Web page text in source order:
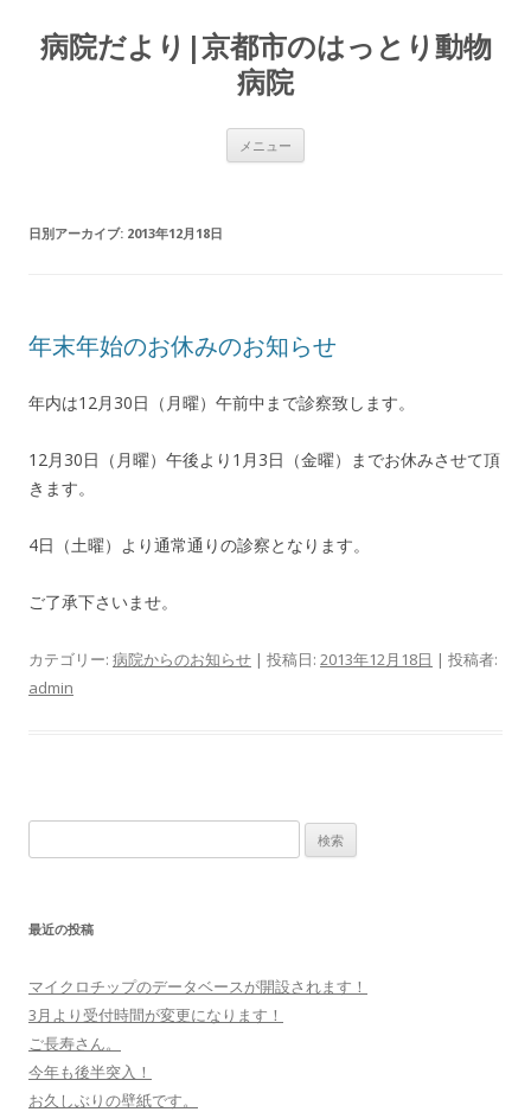
病院だより|京都市のはっとり動物
病院
メニュー
日別アーカイブ: 2013年12月18日
年末年始のお休みのお知らせ
年内は12月30日（月曜）午前中まで診察致します。
12月30日（月曜）午後より1月3日（金曜）までお休みさせて頂
きます。
4日（土曜）より通常通りの診察となります。
ご了承下さいませ。
カテゴリー: 病院からのお知らせ | 投稿日: 2013年12月18日 | 投稿者:
admin
最近の投稿
マイクロチップのデータベースが開設されます！
3月より受付時間が変更になります！
ご長寿さん。
今年も後半突入！
お久しぶりの壁紙です。